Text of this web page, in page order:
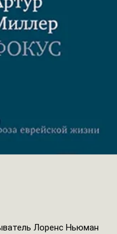
Лоренс Ньюман